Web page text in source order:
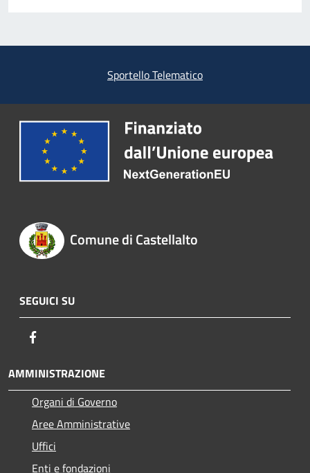
Sportello Telematico
Comune di Castellalto
SEGUICI SU
AMMINISTRAZIONE
Organi di Governo
Aree Amministrative
Uffici
Enti e fondazioni